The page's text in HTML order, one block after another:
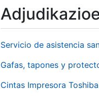
Servicio de asistencia
Gafas, tapones y
Cintas Impresora